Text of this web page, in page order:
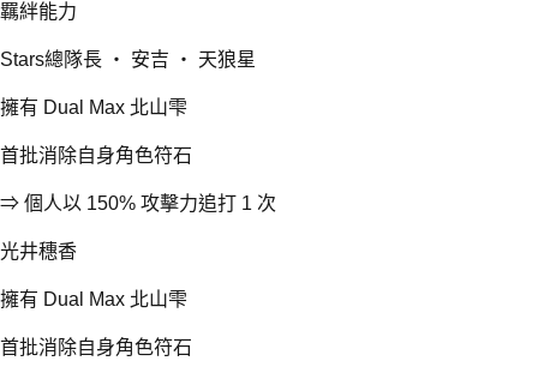
羈絆能力
Stars總隊長 ‧ 安吉 ‧ 天狼星
擁有 Dual Max 北山雫
首批消除自身角色符石
⇒ 個人以 150% 攻擊力追打 1 次
光井穗香
擁有 Dual Max 北山雫
首批消除自身角色符石